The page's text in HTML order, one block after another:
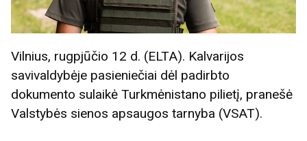
Vilnius, rugpjūčio 12 d. (ELTA). Kalvarijos
savivaldybėje pasieniečiai dėl padirbto
dokumento sulaikė Turkmėnistano pilietį, pranešė
Valstybės sienos apsaugos tarnyba (VSAT).